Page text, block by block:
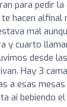
para pedir
hacen
mal
y cuarto
desde
Hay 3
a esas
ai bebiendo